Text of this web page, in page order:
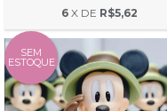
6 X DE R$5,62
SEM
ESTOQUE